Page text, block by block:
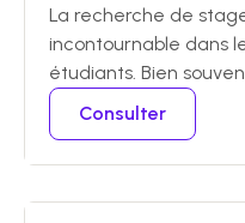
La recherche de
incontournable dans
étudiants. Bien
Consulter